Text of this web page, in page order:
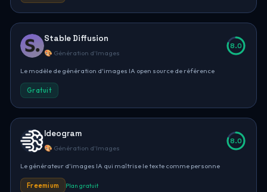
Stable Diffusion
🎨 Génération d'Images
8.0
Le modèle de génération d'images IA open source de référence
Gratuit
Ideogram
🎨 Génération d'Images
8.0
Le générateur d'images IA qui maîtrise le texte comme personne
Freemium Plan gratuit